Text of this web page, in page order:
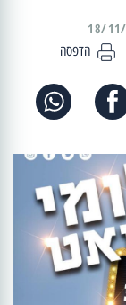
הדפסה